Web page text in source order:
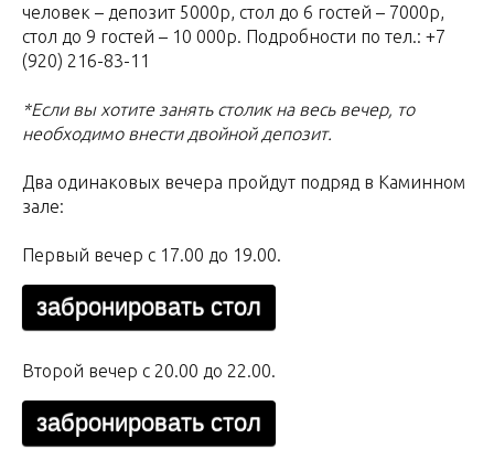
человек – депозит 5000р, стол до 6 гостей – 7000р,
стол до 9 гостей – 10 000р. Подробности по тел.: +7
(920) 216-83-11
*Если вы хотите занять столик на весь вечер, то
необходимо внести двойной депозит.
Два одинаковых вечера пройдут подряд в Каминном
зале:
Первый вечер с 17.00 до 19.00.
забронировать стол
Второй вечер с 20.00 до 22.00.
забронировать стол